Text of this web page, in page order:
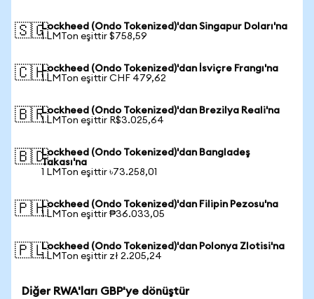
🇸🇬Lockheed (Ondo Tokenized)'dan Singapur Doları'na
1 LMTon eşittir $758,59
🇨🇭Lockheed (Ondo Tokenized)'dan İsviçre Frangı'na
1 LMTon eşittir CHF 479,62
🇧🇷Lockheed (Ondo Tokenized)'dan Brezilya Reali'na
1 LMTon eşittir R$3.025,64
🇧🇩Lockheed (Ondo Tokenized)'dan Bangladeş
Takası'na
1 LMTon eşittir ৳73.258,01
🇵🇭Lockheed (Ondo Tokenized)'dan Filipin Pezosu'na
1 LMTon eşittir ₱36.033,05
🇵🇱Lockheed (Ondo Tokenized)'dan Polonya Zlotisi'na
1 LMTon eşittir zł 2.205,24
Diğer RWA'ları GBP'ye dönüştür